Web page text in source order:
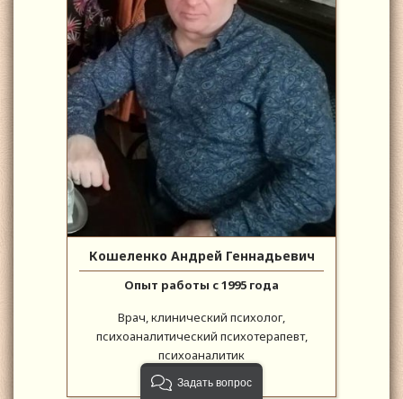
Кошеленко Андрей Геннадьевич
Опыт работы с 1995 года
Врач, клинический психолог,
психоаналитический психотерапевт,
психоаналитик
Задать вопрос